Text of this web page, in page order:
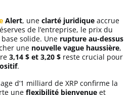
Alert, une clarté juridique accrue
de l’entreprise, le prix du
solide. Une rupture au-dessus
une nouvelle vague haussière,
3,14 $ et 3,20 $ reste crucial pour
.
d’1 milliard de XRP confirme la
une flexibilité bienvenue et